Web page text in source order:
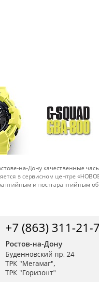
на-Дону качественные
в сервисном центре
и
+7 (863) 311-21-
Ростов-на-Дону
Буденновский пр, 24
ТРК "Мегамаг",
ТРК "Горизонт"